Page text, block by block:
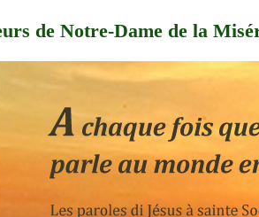
de Notre-Dame de la